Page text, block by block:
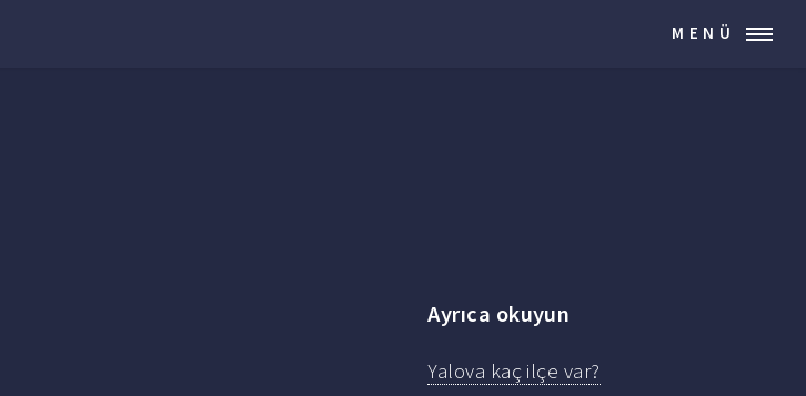
MENÜ
Ayrıca okuyun
Yalova kaç ilçe var?